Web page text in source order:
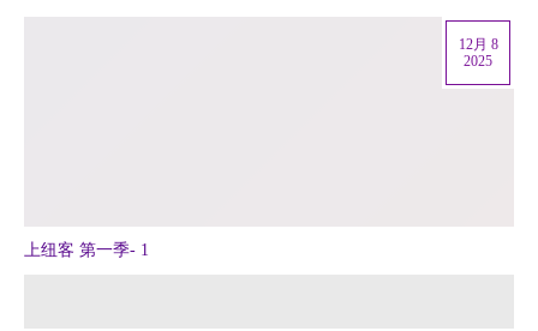
上纽客 第一季- 1
12月 8
2025